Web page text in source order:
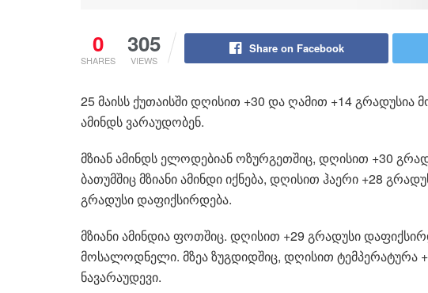
0
SHARES
305
VIEWS
Share on Facebook
25 მაისს ქუთაისში დღისით +30 და ღამით +14 გრადუსია
ამინდს ვარაუდობენ.
მზიან ამინდს ელოდებიან ოზურგეთშიც, დღისით +30
ბათუმშიც მზიანი ამინდი იქნება, დღისით ჰაერი +28
გრადუსი დაფიქსირდება.
მზიანი ამინდია ფოთშიც. დღისით +29 გრადუსი
მოსალოდნელი. მზეა ზუგდიდშიც, დღისით ტემპერატურა
ნავარაუდევი.